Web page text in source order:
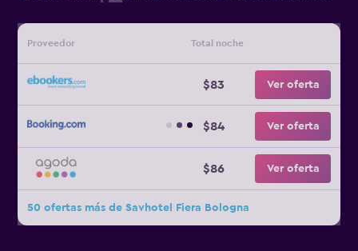
Proveedor Total noche
$83 Ver oferta
$84 Ver oferta
$86 Ver oferta
50 ofertas más de Savhotel Fiera Bologna